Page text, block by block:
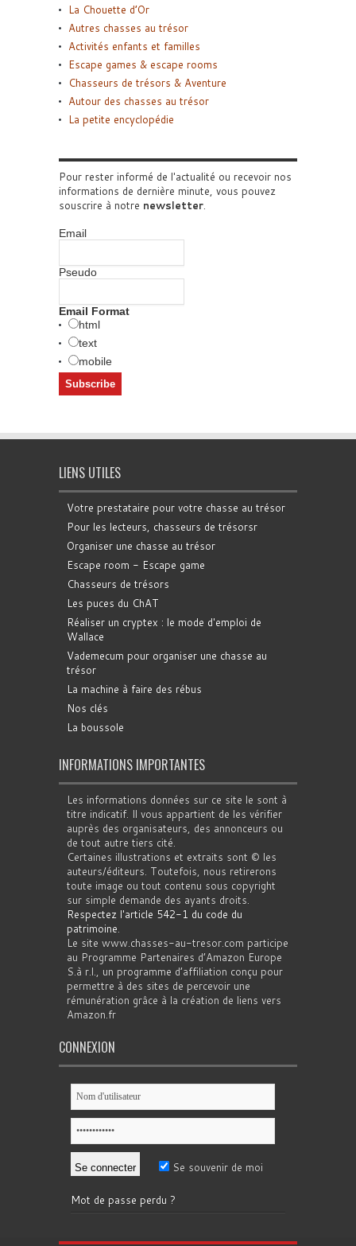
La Chouette d’Or
Autres chasses au trésor
Activités enfants et familles
Escape games & escape rooms
Chasseurs de trésors & Aventure
Autour des chasses au trésor
La petite encyclopédie
Pour rester informé de l'actualité ou recevoir nos
informations de dernière minute, vous pouvez
souscrire à notre newsletter.
Email
Pseudo
Email Format
html
text
mobile
LIENS UTILES
Votre prestataire pour votre chasse au trésor
Pour les lecteurs, chasseurs de trésorsr
Organiser une chasse au trésor
Escape room - Escape game
Chasseurs de trésors
Les puces du ChAT
Réaliser un cryptex : le mode d'emploi de
Wallace
Vademecum pour organiser une chasse au
trésor
La machine à faire des rébus
Nos clés
La boussole
INFORMATIONS IMPORTANTES
Les informations données sur ce site le sont à
titre indicatif. Il vous appartient de les vérifier
auprès des organisateurs, des annonceurs ou
de tout autre tiers cité.
Certaines illustrations et extraits sont © les
auteurs/éditeurs. Toutefois, nous retirerons
toute image ou tout contenu sous copyright
sur simple demande des ayants droits.
Respectez l'article 542-1 du code du
patrimoine.
Le site www.chasses-au-tresor.com participe
au Programme Partenaires d’Amazon Europe
S.à r.l., un programme d’affiliation conçu pour
permettre à des sites de percevoir une
rémunération grâce à la création de liens vers
Amazon.fr
CONNEXION
Se souvenir de moi
Mot de passe perdu ?